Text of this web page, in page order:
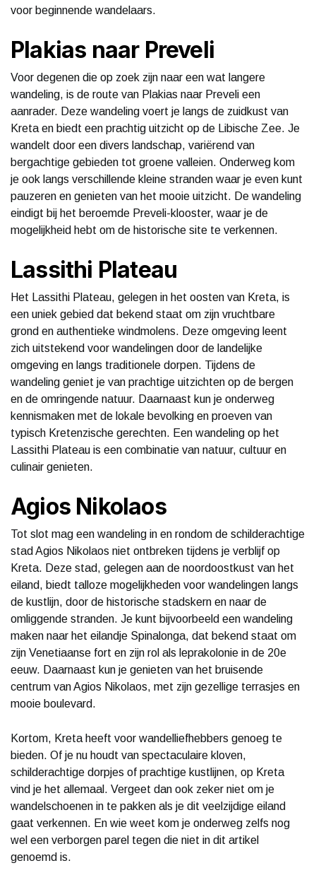
voor beginnende wandelaars.
Plakias naar Preveli
Voor degenen die op zoek zijn naar een wat langere
wandeling, is de route van Plakias naar Preveli een
aanrader. Deze wandeling voert je langs de zuidkust van
Kreta en biedt een prachtig uitzicht op de Libische Zee. Je
wandelt door een divers landschap, variërend van
bergachtige gebieden tot groene valleien. Onderweg kom
je ook langs verschillende kleine stranden waar je even kunt
pauzeren en genieten van het mooie uitzicht. De wandeling
eindigt bij het beroemde Preveli-klooster, waar je de
mogelijkheid hebt om de historische site te verkennen.
Lassithi Plateau
Het Lassithi Plateau, gelegen in het oosten van Kreta, is
een uniek gebied dat bekend staat om zijn vruchtbare
grond en authentieke windmolens. Deze omgeving leent
zich uitstekend voor wandelingen door de landelijke
omgeving en langs traditionele dorpen. Tijdens de
wandeling geniet je van prachtige uitzichten op de bergen
en de omringende natuur. Daarnaast kun je onderweg
kennismaken met de lokale bevolking en proeven van
typisch Kretenzische gerechten. Een wandeling op het
Lassithi Plateau is een combinatie van natuur, cultuur en
culinair genieten.
Agios Nikolaos
Tot slot mag een wandeling in en rondom de schilderachtige
stad Agios Nikolaos niet ontbreken tijdens je verblijf op
Kreta. Deze stad, gelegen aan de noordoostkust van het
eiland, biedt talloze mogelijkheden voor wandelingen langs
de kustlijn, door de historische stadskern en naar de
omliggende stranden. Je kunt bijvoorbeeld een wandeling
maken naar het eilandje Spinalonga, dat bekend staat om
zijn Venetiaanse fort en zijn rol als leprakolonie in de 20e
eeuw. Daarnaast kun je genieten van het bruisende
centrum van Agios Nikolaos, met zijn gezellige terrasjes en
mooie boulevard.
Kortom, Kreta heeft voor wandelliefhebbers genoeg te
bieden. Of je nu houdt van spectaculaire kloven,
schilderachtige dorpjes of prachtige kustlijnen, op Kreta
vind je het allemaal. Vergeet dan ook zeker niet om je
wandelschoenen in te pakken als je dit veelzijdige eiland
gaat verkennen. En wie weet kom je onderweg zelfs nog
wel een verborgen parel tegen die niet in dit artikel
genoemd is.